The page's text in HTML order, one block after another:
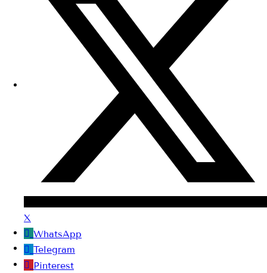
X
WhatsApp
Telegram
Pinterest